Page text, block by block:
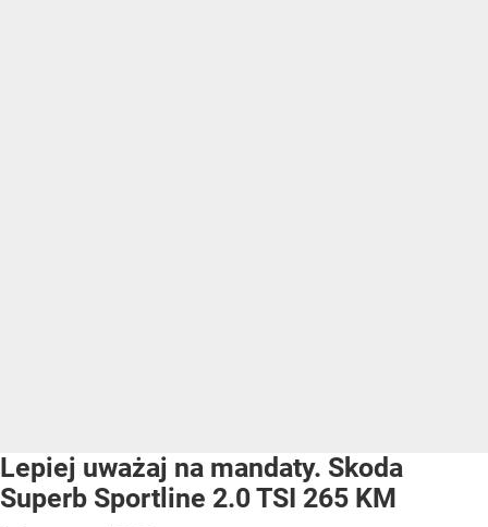
Lepiej uważaj na mandaty. Skoda
Superb Sportline 2.0 TSI 265 KM